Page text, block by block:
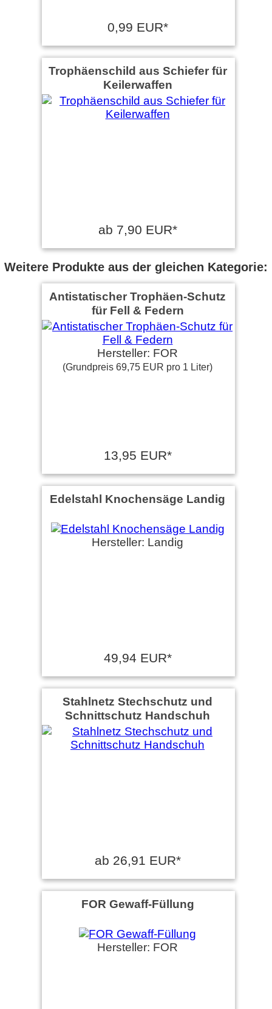
0,99 EUR*
Trophäenschild aus Schiefer für
Keilerwaffen
ab 7,90 EUR*
Weitere Produkte aus der gleichen Kategorie:
Antistatischer Trophäen-Schutz
für Fell & Federn
Hersteller: FOR
(Grundpreis 69,75 EUR pro 1 Liter)
13,95 EUR*
Edelstahl Knochensäge Landig
Hersteller: Landig
49,94 EUR*
Stahlnetz Stechschutz und
Schnittschutz Handschuh
ab 26,91 EUR*
FOR Gewaff-Füllung
Hersteller: FOR